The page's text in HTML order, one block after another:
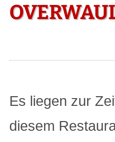
Es liegen zur
diesem